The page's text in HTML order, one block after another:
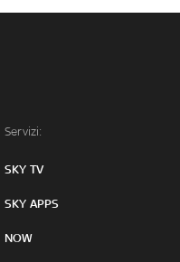
Servizi:
SKY TV
SKY APPS
NOW